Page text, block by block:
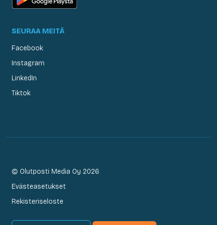
SEURAA MEITÄ
Facebook
Instagram
LinkedIn
Tiktok
© Olutposti Media Oy 2026
Evästeasetukset
Rekisteriseloste